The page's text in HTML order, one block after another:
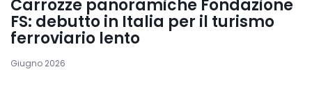
Carrozze panoramiche Fondazione
FS: debutto in Italia per il turismo
ferroviario lento
Giugno 2026